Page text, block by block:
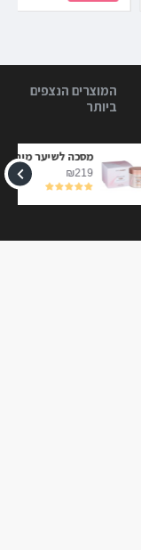
המוצרים הנצפים
ביותר
שמפו קוויאר שחור לשיער מוחלק